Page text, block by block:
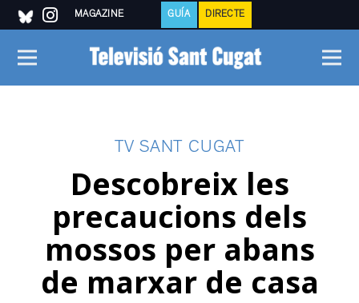
MAGAZINE GUÍA DIRECTE
TV SANT CUGAT
Descobreix les
precaucions dels
mossos per abans
de marxar de casa